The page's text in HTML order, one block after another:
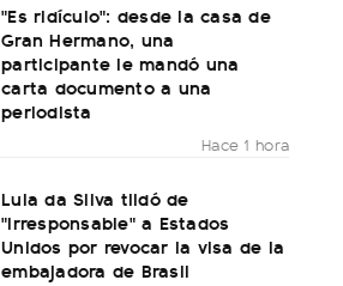
"Es ridículo": desde la casa de
Gran Hermano, una
participante le mandó una
carta documento a una
periodista
Hace 1 hora
Lula da Silva tildó de
"irresponsable" a Estados
Unidos por revocar la visa de la
embajadora de Brasil